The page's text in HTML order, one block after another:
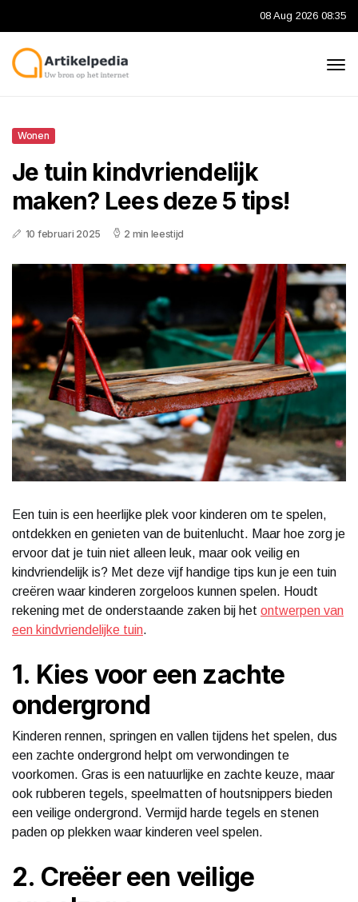
08 Aug 2026 08:35
Wonen
Je tuin kindvriendelijk
maken? Lees deze 5 tips!
10 februari 2025 2 min leestijd
Een tuin is een heerlijke plek voor kinderen om te spelen,
ontdekken en genieten van de buitenlucht. Maar hoe zorg je
ervoor dat je tuin niet alleen leuk, maar ook veilig en
kindvriendelijk is? Met deze vijf handige tips kun je een tuin
creëren waar kinderen zorgeloos kunnen spelen. Houdt
rekening met de onderstaande zaken bij het ontwerpen van
een kindvriendelijke tuin.
1. Kies voor een zachte
ondergrond
Kinderen rennen, springen en vallen tijdens het spelen, dus
een zachte ondergrond helpt om verwondingen te
voorkomen. Gras is een natuurlijke en zachte keuze, maar
ook rubberen tegels, speelmatten of houtsnippers bieden
een veilige ondergrond. Vermijd harde tegels en stenen
paden op plekken waar kinderen veel spelen.
2. Creëer een veilige